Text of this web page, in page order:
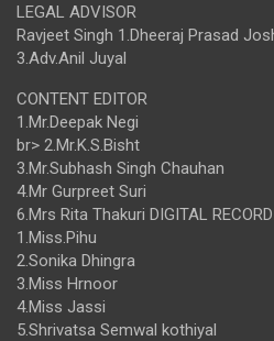
LEGAL ADVISOR
Ravjeet Singh 1.Dheeraj Prasad
3.Adv.Anil Juyal
CONTENT EDITOR
1.Mr.Deepak Negi
br> 2.Mr.K.S.Bisht
3.Mr.Subhash Singh Chauhan
4.Mr Gurpreet Suri
6.Mrs Rita Thakuri DIGITAL
1.Miss.Pihu
2.Sonika Dhingra
3.Miss Hrnoor
4.Miss Jassi
5.Shrivatsa Semwal kothiyal